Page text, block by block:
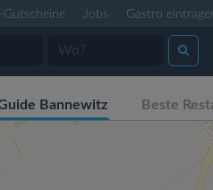
Gutscheine Jobs Gastro
Bannewitz Beste